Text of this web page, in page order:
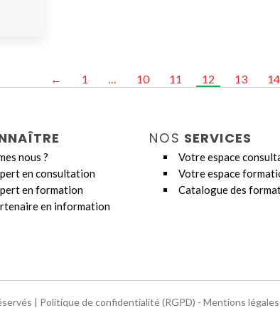
← 1 … 10 11 12 13 14
nous ?
en consultation
en formation
en information
NOS SERVICES
Votre espace
Votre espace
Catalogue des
| Politique de confidentialité (RGPD) - Mentions légales